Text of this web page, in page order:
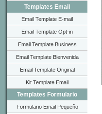
Templates Email
Email Template E-mail
Email Template Opt-in
Email Template Business
Email Template Bienvenida
Email Template Original
Kit Template Email
Templates Formulario
Formulario Email Pequeño